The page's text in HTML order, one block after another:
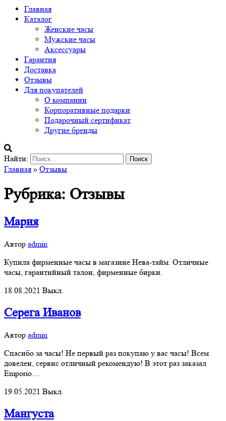
Главная
Каталог
Женские часы
Мужские часы
Аксессуары
Гарантия
Доставка
Отзывы
Для покупателей
О компании
Корпоративные подарки
Подарочный сертификат
Другие бренды
Найти:
Главная » Отзывы
Рубрика: Отзывы
Мария
Автор admin
Купила фирменные часы в магазине Нева-тайм. Отличные
часы, гарантийный талон, фирменные бирки.
18.08.2021 Выкл.
Серега Иванов
Автор admin
Спасибо за часы! Не первый раз покупаю у вас часы! Всем
довелен, сервис отличный рекомендую! В этот раз заказал
Emporio…
19.05.2021 Выкл.
Мангуста